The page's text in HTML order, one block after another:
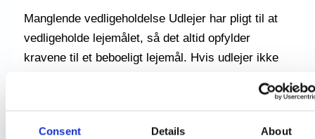
Consent Details About
Manglende vedligeholdelse Udlejer har pligt til at
vedligeholde lejemålet, så det altid opfylder
kravene til et beboeligt lejemål. Hvis udlejer ikke
vedligeholdelsen ikke er tilstrækkelig, kan lejer
manglen, kan lejer på udlejers regning foranledige